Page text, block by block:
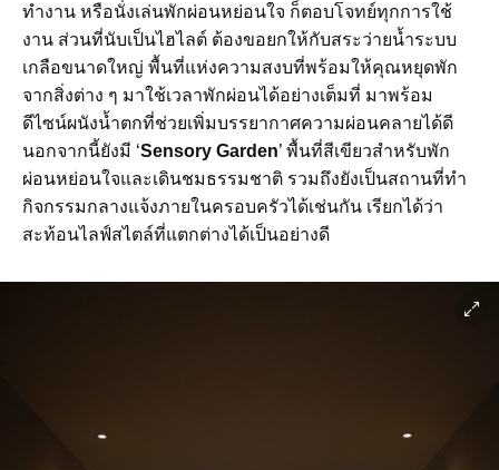
ทำงาน หรือนั่งเล่นพักผ่อนหย่อนใจ ก็ตอบโจทย์ทุกการใช้
งาน ส่วนที่นับเป็นไฮไลต์ ต้องขอยกให้กับสระว่ายน้ำระบบ
เกลือขนาดใหญ่ พื้นที่แห่งความสงบที่พร้อมให้คุณหยุดพัก
จากสิ่งต่าง ๆ มาใช้เวลาพักผ่อนได้อย่างเต็มที่ มาพร้อม
ดีไซน์ผนังน้ำตกที่ช่วยเพิ่มบรรยากาศความผ่อนคลายได้ดี
นอกจากนี้ยังมี ‘Sensory Garden’ พื้นที่สีเขียวสำหรับพัก
ผ่อนหย่อนใจและเดินชมธรรมชาติ รวมถึงยังเป็นสถานที่ทำ
กิจกรรมกลางแจ้งภายในครอบครัวได้เช่นกัน เรียกได้ว่า
สะท้อนไลฟ์สไตล์ที่แตกต่างได้เป็นอย่างดี